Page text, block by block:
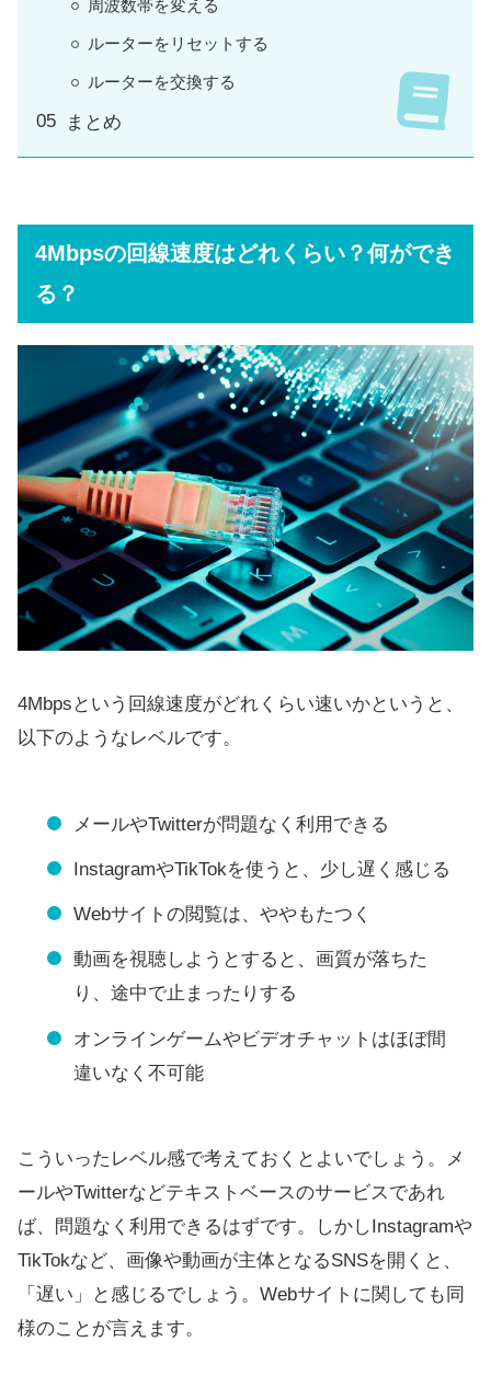
周波数帯を変える
ルーターをリセットする
ルーターを交換する
まとめ
4Mbpsの回線速度はどれくらい？何ができ
る？
4Mbpsという回線速度がどれくらい速いかというと、
以下のようなレベルです。
メールやTwitterが問題なく利用できる
InstagramやTikTokを使うと、少し遅く感じる
Webサイトの閲覧は、ややもたつく
動画を視聴しようとすると、画質が落ちた
り、途中で止まったりする
オンラインゲームやビデオチャットはほぼ間
違いなく不可能
こういったレベル感で考えておくとよいでしょう。メ
ールやTwitterなどテキストベースのサービスであれ
ば、問題なく利用できるはずです。しかしInstagramや
TikTokなど、画像や動画が主体となるSNSを開くと、
「遅い」と感じるでしょう。Webサイトに関しても同
様のことが言えます。